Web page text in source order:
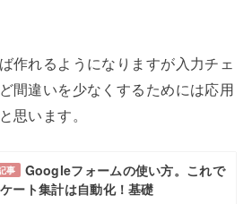
作れるようになりますが入力チェ
間違いを少なくするためには応用
思います。
事
Googleフォームの使い方。これで
ート集計は自動化！基礎